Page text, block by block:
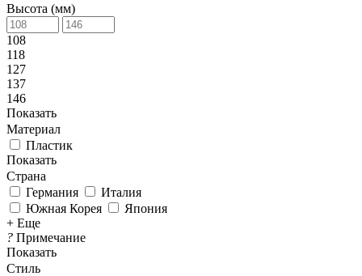
Высота (мм)
108
118
127
137
146
Показать
Материал
Пластик
Показать
Страна
Германия
Италия
Южная Корея
Япония
+ Еще
? Примечание
Показать
Стиль